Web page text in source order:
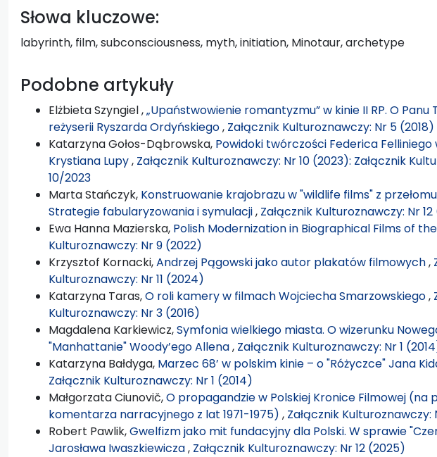
Słowa kluczowe:
labyrinth, film, subconsciousness, myth, initiation, Minotaur, archetype
Podobne artykuły
Elżbieta Szyngiel ,„Upaństwowienie romantyzmu” w kinie II RP. O Panu
reżyserii Ryszarda Ordyńskiego, Załącznik Kulturoznawczy: Nr 5 (2018)
Katarzyna Gołos-Dąbrowska, Powidoki twórczości Federica Felliniego
Krystiana Lupy, Załącznik Kulturoznawczy: Nr 10 (2023): Załącznik
10/2023
Marta Stańczyk, Konstruowanie krajobrazu w "wildlife films" z przełomu
Strategie fabularyzowania i symulacji, Załącznik Kulturoznawczy: Nr
Ewa Hanna Mazierska, Polish Modernization in Biographical Films of the
Kulturoznawczy: Nr 9 (2022)
Krzysztof Kornacki,Andrzej Pągowski jako autor plakatów filmowych,
Kulturoznawczy: Nr 11 (2024)
Katarzyna Taras,O roli kamery w filmach Wojciecha Smarzowskiego,
Kulturoznawczy: Nr 3 (2016)
Magdalena Karkiewicz,Symfonia wielkiego miasta. O wizerunku
"Manhattanie" Woody’ego Allena, Załącznik Kulturoznawczy: Nr 1
Katarzyna Bałdyga, Marzec 68’ w polskim kinie – o "Różyczce" Jana
Załącznik Kulturoznawczy: Nr 1 (2014)
Małgorzata Ciunovič,O propagandzie w Polskiej Kronice Filmowej (na
komentarza narracyjnego z lat 1971-1975) , Załącznik Kulturoznawczy:
Robert Pawlik,Gwelfizm jako mit fundacyjny dla Polski. W sprawie
Jarosława Iwaszkiewicza, Załącznik Kulturoznawczy: Nr 12 (2025)